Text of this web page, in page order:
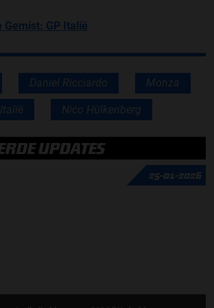
Gemist: GP Italië
Daniel Ricciardo Monza
Nico Hülkenberg
UPDATES
25-01-2026